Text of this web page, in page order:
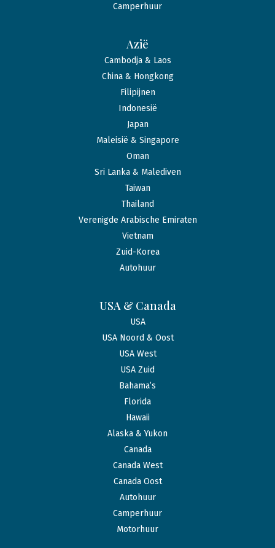
Camperhuur
Azië
Cambodja & Laos
China & Hongkong
Filipijnen
Indonesië
Japan
Maleisië & Singapore
Oman
Sri Lanka & Malediven
Taiwan
Thailand
Verenigde Arabische Emiraten
Vietnam
Zuid-Korea
Autohuur
USA & Canada
USA
USA Noord & Oost
USA West
USA Zuid
Bahama’s
Florida
Hawaii
Alaska & Yukon
Canada
Canada West
Canada Oost
Autohuur
Camperhuur
Motorhuur